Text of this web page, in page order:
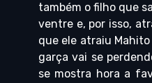
também o filho que
ventre e, por isso,
que ele atraiu
garça vai se
se mostra hora a